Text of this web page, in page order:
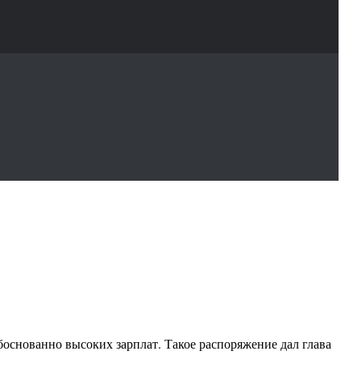
высоких зарплат. Такое распоряжение дал глава